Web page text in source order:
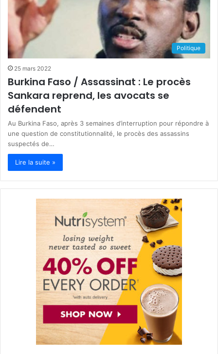
Politique
25 mars 2022
Burkina Faso / Assassinat : Le procès
Sankara reprend, les avocats se
défendent
Au Burkina Faso, après 3 semaines d’interruption pour répondre à
une question de constitutionnalité, le procès des assassins
suspectés de…
Lire la suite »